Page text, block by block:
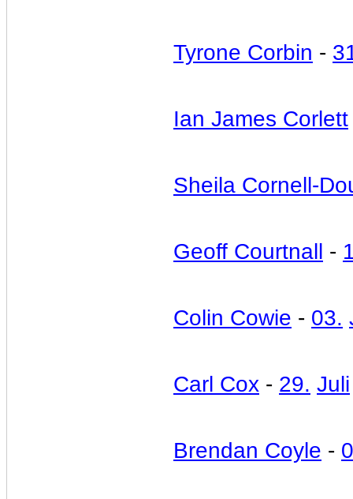
Tyrone Corbin -
Ian James Corlett
Sheila Cornell-
Geoff Courtnall -
Colin Cowie - 03.
Carl Cox - 29. Juli
Brendan Coyle -